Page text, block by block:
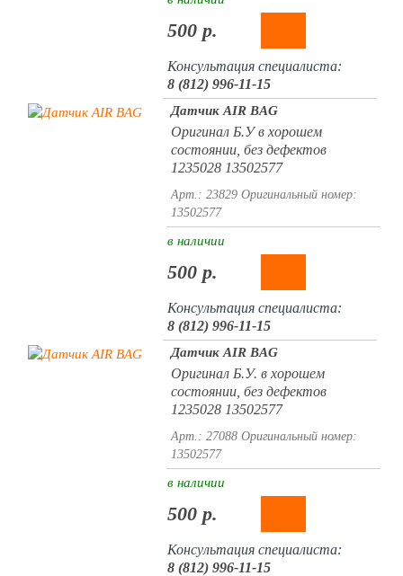
500 р.
Консультация специалиста:
8 (812) 996-11-15
Датчик AIR BAG
Оригинал Б.У в хорошем
состоянии, без дефектов
1235028 13502577
Арт.: 23829 Оригинальный номер:
13502577
в наличии
500 р.
Консультация специалиста:
8 (812) 996-11-15
Датчик AIR BAG
Оригинал Б.У. в хорошем
состоянии, без дефектов
1235028 13502577
Арт.: 27088 Оригинальный номер:
13502577
в наличии
500 р.
Консультация специалиста:
8 (812) 996-11-15